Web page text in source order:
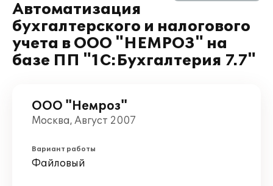
Автоматизация
бухгалтерского и налогового
учета в ООО "НЕМРОЗ" на
базе ПП "1С:Бухгалтерия 7.7"
ООО "Немроз"
Москва, Август 2007
Вариант работы
Файловый